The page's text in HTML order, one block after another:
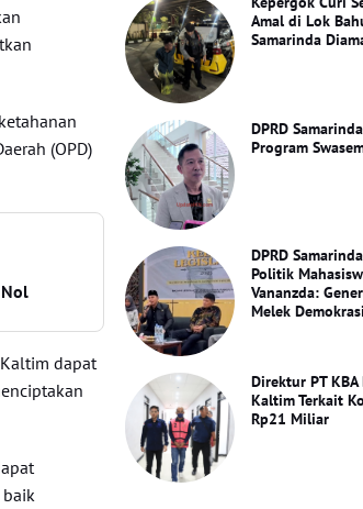
(OPD)
dapat
Amal di Lok
Samarinda
DPRD
Program
DPRD
Politik
Vananzda:
Melek Demokrasi
Direktur PT
Kaltim Terkait
Rp21 Miliar